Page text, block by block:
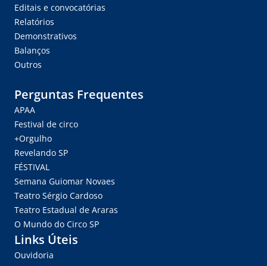
Editais e convocatórias
Relatórios
Demonstrativos
Balanços
Outros
Perguntas Frequentes
APAA
Festival de circo
+Orgulho
Revelando SP
FÉSTIVAL
Semana Guiomar Novaes
Teatro Sérgio Cardoso
Teatro Estadual de Araras
O Mundo do Circo SP
Links Úteis
Ouvidoria